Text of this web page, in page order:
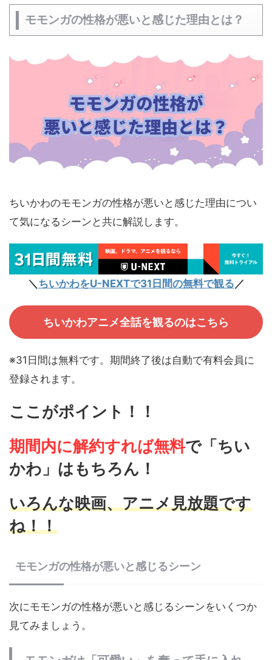
モモンガの性格が悪いと感じた理由とは？
ちいかわのモモンガの性格が悪いと感じた理由につい
て気になるシーンと共に解説します。
＼ ちいかわをU-NEXTで31日間の無料で観る／
ちいかわアニメ全話を観るのはこちら
※31日間は無料です。期間終了後は自動で有料会員に
登録されます。
ここがポイント！！
期間内に解約すれば無料で「ちい
かわ」はもちろん！
いろんな映画、アニメ見放題です
ね！！
モモンガの性格が悪いと感じるシーン
次にモモンガの性格が悪いと感じるシーンをいくつか
見てみましょう。